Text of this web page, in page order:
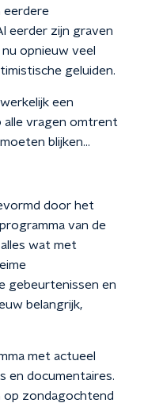
eerdere
eerder zijn graven
opnieuw veel
geluiden.
een
vragen omtrent
blijken...
door het
van de
wat met
gebeurtenissen en
belangrijk,
met actueel
en documentaires.
zondagochtend